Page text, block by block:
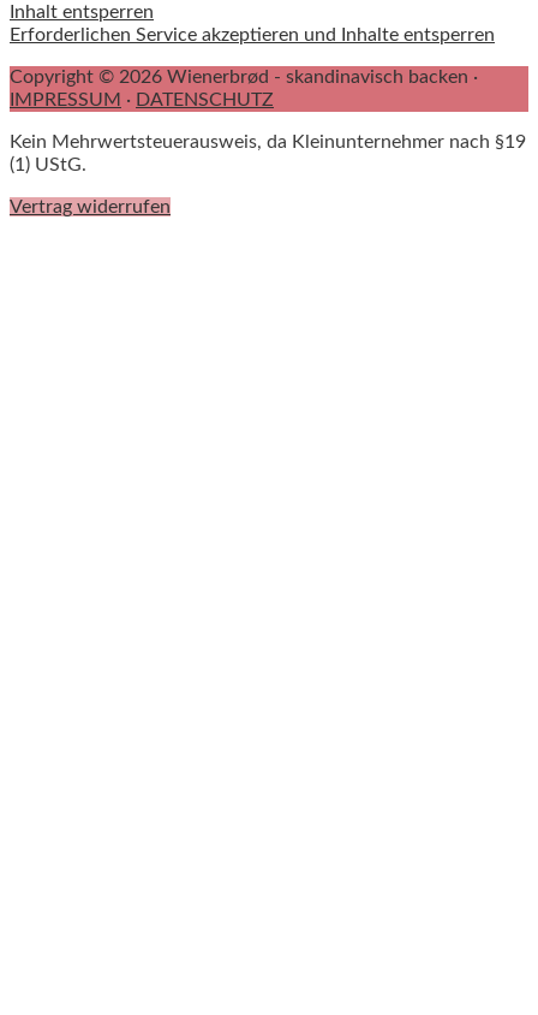
Inhalt entsperren
Erforderlichen Service akzeptieren und Inhalte entsperren
Copyright © 2026 Wienerbrød - skandinavisch backen ·
IMPRESSUM · DATENSCHUTZ
Kein Mehrwertsteuerausweis, da Kleinunternehmer nach §19
(1) UStG.
Vertrag widerrufen